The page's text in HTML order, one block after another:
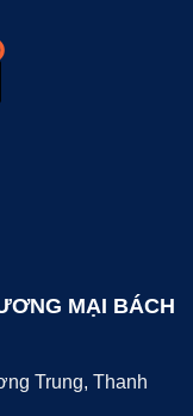
MẠI BÁCH
Trung, Thanh